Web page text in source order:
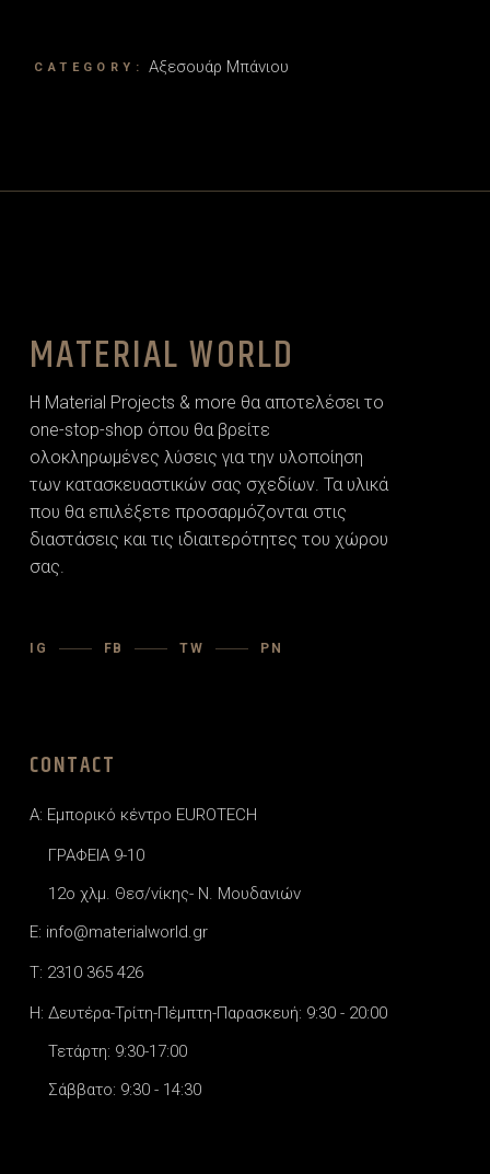
CATEGORY: Αξεσουάρ Μπάνιου
MATERIAL WORLD
Η Material Projects & more θα αποτελέσει το
one-stop-shop όπου θα βρείτε
ολοκληρωμένες λύσεις για την υλοποίηση
των κατασκευαστικών σας σχεδίων. Τα υλικά
που θα επιλέξετε προσαρµόζονται στις
διαστάσεις και τις ιδιαιτερότητες του χώρου
σας.
IG FB TW PN
CONTACT
A: Εμπορικό κέντρο EUROTECH
ΓΡΑΦΕΙΑ 9-10
12o χλμ. Θεσ/νίκης- Ν. Μουδανιών
E: info@materialworld.gr
T: 2310 365 426
H: Δευτέρα-Τρίτη-Πέμπτη-Παρασκευή: 9:30 - 20:00
Τετάρτη: 9:30-17:00
Σάββατο: 9:30 - 14:30